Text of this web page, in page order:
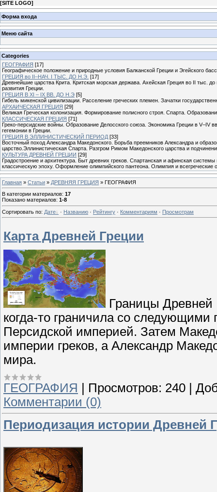
[SITE LOGO]
Форма входа
Меню сайта
Categories
ГЕОГРАФИЯ [17]
Географическое положение и природные условия Балканской Греции и Эгейского
ГРЕЦИЯ во II–НАЧ. I ТЫС. ДО Н.Э. [17]
Древнейшие царства Крита. Критская морская держава. Ахейская Греция во II тыс.
развития Греции.
ГРЕЦИЯ В XI – IX ВВ. ДО Н.Э [5]
Гибель микенской цивилизации. Расселение греческих племен. Зачатки
АРХАИЧЕСКАЯ ГРЕЦИЯ [29]
Великая Греческая колонизация. Формирование полисного строя. Спарта.
КЛАССИЧЕСКАЯ ГРЕЦИЯ [71]
Греко-персидские войны. Образование Делосского союза. Экономика Греции в
гегемонии в Греции.
ГРЕЦИЯ В ЭЛЛИНИСТИЧЕСКИЙ ПЕРИОД [33]
Восточный поход Александра Македонского. Борьба преемников Александра и
царство.Эллинистическая Спарта. Разгром Римом Македонского царства и
КУЛЬТУРА ДРЕВНЕЙ ГРЕЦИИ [29]
Градостроение и архитектура. Быт древних греков. Спартанская и афинская
классическую эпоху. Оформление олимпийского пантеона. Олимпия и всегреческие
Главная » Статьи » ДРЕВНЯЯ ГРЕЦИЯ » ГЕОГРАФИЯ
В категории материалов: 17
Показано материалов: 1-8
Сортировать по: Дате · Названию · Рейтингу · Комментариям · Просмотрам
Карта Древней Греции
Границы Древней
когда-то граничила со
Персидской империей. Затем
империи греков, а Александр
мира.
ГЕОГРАФИЯ | Просмотров: 240 |
Комментарии (0)
Периодизация истории Древней